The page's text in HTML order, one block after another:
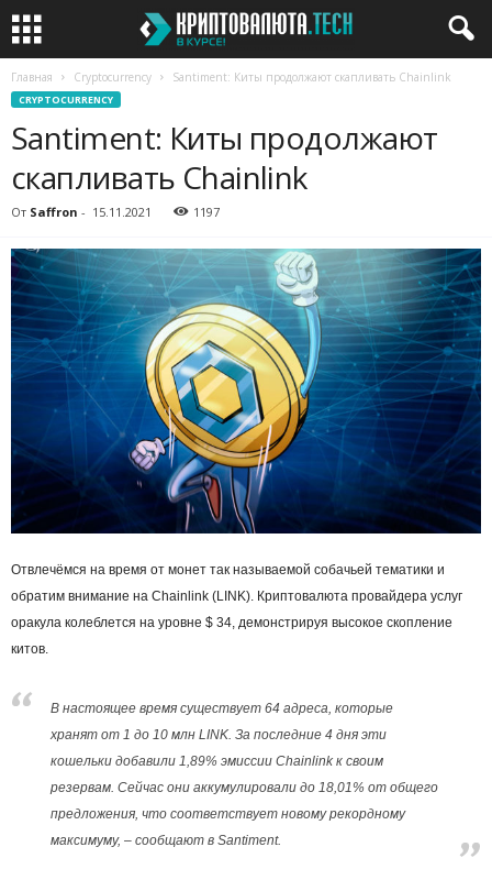
Главная Cryptocurrency Santiment: Киты продолжают скапливать Chainlink
CRYPTOCURRENCY
Santiment: Киты продолжают
скапливать Chainlink
От Saffron - 15.11.2021 1197
Отвлечёмся на время от монет так называемой собачьей тематики и
обратим внимание на Chainlink (LINK). Криптовалюта провайдера услуг
оракула колеблется на уровне $ 34, демонстрируя высокое скопление
китов.
В настоящее время существует 64 адреса, которые
хранят от 1 до 10 млн LINK. За последние 4 дня эти
кошельки добавили 1,89% эмиссии Chainlink к своим
резервам. Сейчас они аккумулировали до 18,01% от общего
предложения, что соответствует новому рекордному
максимуму, – сообщают в Santiment.